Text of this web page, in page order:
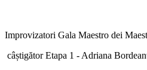
Improvizatori Gala Maestro dei
câștigător Etapa 1 - Adriana